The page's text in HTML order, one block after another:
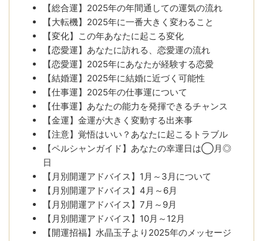
【総合運】2025年の年間通しての運気の流れ
【大転機】2025年に一番大きく変わること
【変化】この年あなたに起こる変化
【恋愛運】あなたに訪れる、恋愛運の流れ
【恋愛運】2025年にあなたが経験する恋愛
【結婚運】2025年に結婚に近づく可能性
【仕事運】2025年の仕事運について
【仕事運】あなたの能力を発揮できるチャンス
【金運】金運が大きく変動する出来事
【注意】覚悟はいい？あなたに起こるトラブル
【ペルシャンガイド】あなたの幸運日は◯月◎
日
【月別開運アドバイス】1月～3月について
【月別開運アドバイス】4月～6月
【月別開運アドバイス】7月～9月
【月別開運アドバイス】10月～12月
【開運招福】水晶玉子より2025年のメッセージ